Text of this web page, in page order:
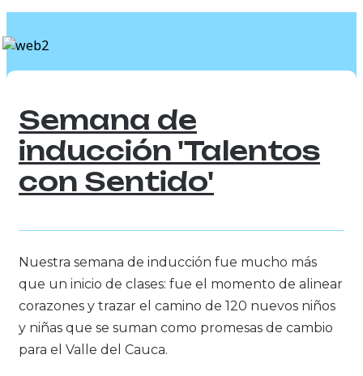
Semana de
inducción 'Talentos
con Sentido'
Nuestra semana de inducción fue mucho más
que un inicio de clases: fue el momento de alinear
corazones y trazar el camino de 120 nuevos niños
y niñas que se suman como promesas de cambio
para el Valle del Cauca.